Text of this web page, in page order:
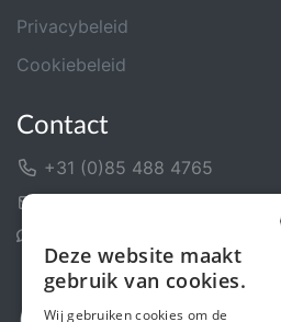
Privacybeleid
Cookiebeleid
Contact
+31 (0)85 488 4765
Deze website maakt
gebruik van cookies.
Wij gebruiken cookies om de